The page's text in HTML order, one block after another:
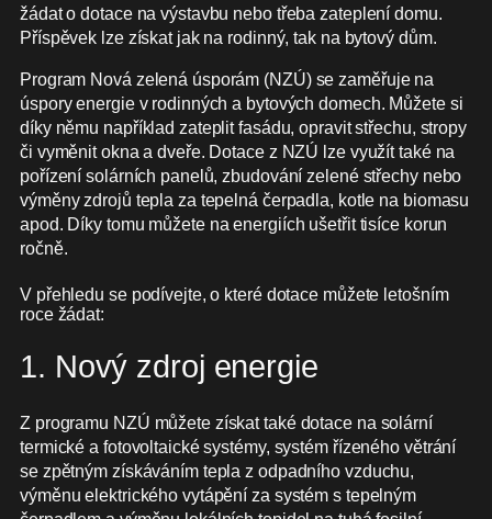
žádat o dotace na výstavbu nebo třeba zateplení domu.
Příspěvek lze získat jak na rodinný, tak na bytový dům.
Program Nová zelená úsporám (NZÚ) se zaměřuje na
úspory energie v rodinných a bytových domech. Můžete si
díky němu například zateplit fasádu, opravit střechu, stropy
či vyměnit okna a dveře. Dotace z NZÚ lze využít také na
pořízení solárních panelů, zbudování zelené střechy nebo
výměny zdrojů tepla za tepelná čerpadla, kotle na biomasu
apod. Díky tomu můžete na energiích ušetřit tisíce korun
ročně.
V přehledu se podívejte, o které dotace můžete letošním
roce žádat:
1. Nový zdroj energie
Z programu NZÚ můžete získat také dotace na solární
termické a fotovoltaické systémy, systém řízeného větrání
se zpětným získáváním tepla z odpadního vzduchu,
výměnu elektrického vytápění za systém s tepelným